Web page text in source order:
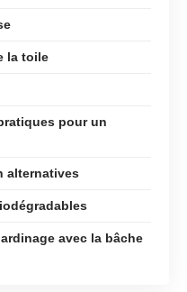
la toile
pour un
alternatives
avec la bâche